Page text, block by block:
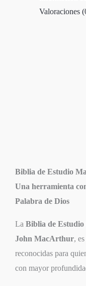
Valoraciones
Biblia de Estudio
Una herramienta
Palabra de Dios
La Biblia de
John MacArthur,
reconocidas para
con mayor